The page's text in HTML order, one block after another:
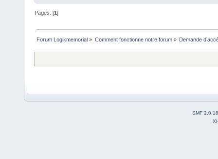
Pages: [1]
Forum Logikmemorial » Comment fonctionne notre forum» Demande
SMF 2.0.18